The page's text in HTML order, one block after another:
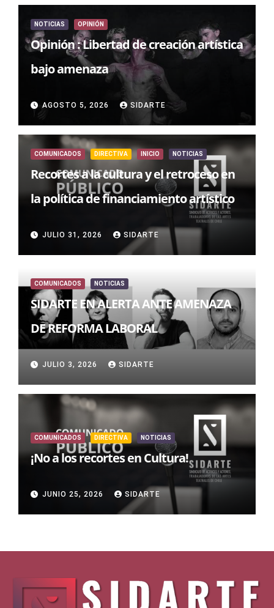
NOTICIAS OPINIÓN
Opinión : Libertad de creación artística
bajo amenaza
AGOSTO 5, 2026 SIDARTE
COMUNICADOS DIRECTIVA INICIO NOTICIAS
Recortes a la cultura y el retroceso en
la política de financiamiento artístico
JULIO 31, 2026 SIDARTE
COMUNICADOS NOTICIAS
SIDARTE EN ALERTA ANTE AMENAZA
DE REFORMA LABORAL
JULIO 3, 2026 SIDARTE
COMUNICADOS DIRECTIVA NOTICIAS
¡No a los recortes en Cultura!
JUNIO 25, 2026 SIDARTE